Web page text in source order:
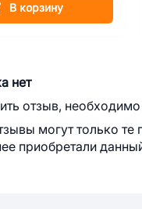
В корзину
нет
отзыв, необходимо
могут только те
приобретали